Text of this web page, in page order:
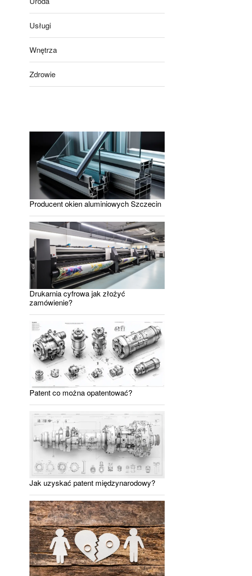
Usługi
Wnętrza
Zdrowie
Producent okien aluminiowych Szczecin
Drukarnia cyfrowa jak złożyć
zamówienie?
Patent co można opatentować?
Jak uzyskać patent międzynarodowy?